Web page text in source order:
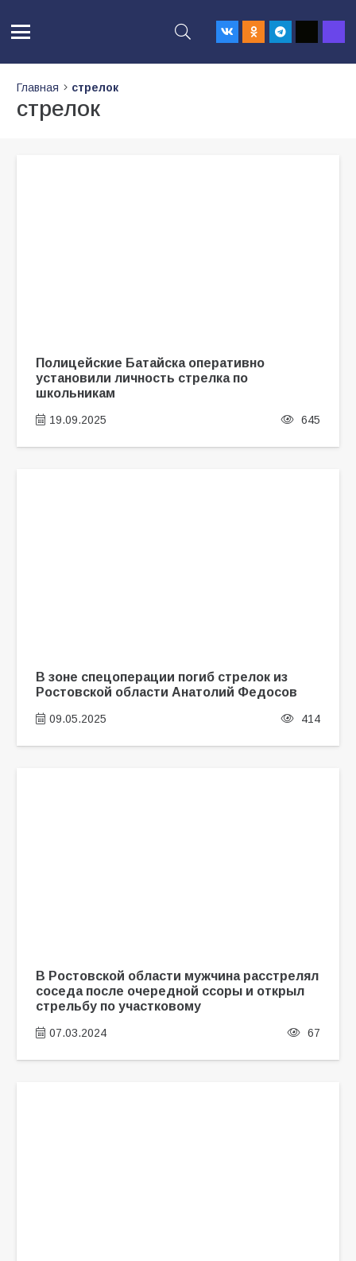
Главная стрелок
стрелок
Полицейские Батайска оперативно
установили личность стрелка по
школьникам
19.09.2025 645
В зоне спецоперации погиб стрелок из
Ростовской области Анатолий Федосов
09.05.2025 414
В Ростовской области мужчина расстрелял
соседа после очередной ссоры и открыл
стрельбу по участковому
07.03.2024 67